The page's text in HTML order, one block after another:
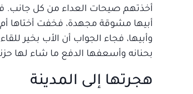
أخذتهم صيحات العداء من كل جانب.
أبيها مشوقة مجهدة، فخفت أختاها
وأبيها، فجاء الجواب أن الأب بخير
بحنانه وأسعفها الدفع ما شاء لها
هجرتها إلى المدينة